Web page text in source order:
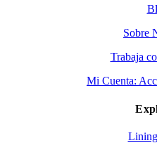
Sobre
Trabaja
Mi Cuenta: